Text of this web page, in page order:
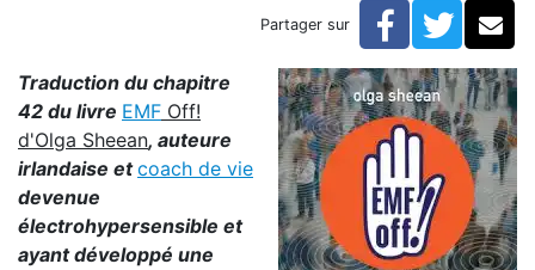
Partager sur Facebook
Traduction du chapitre
42 du livre EMF Off!
d'Olga Sheean, auteure
irlandaise etcoach de vie
devenue
électrohypersensible et
ayant développé une